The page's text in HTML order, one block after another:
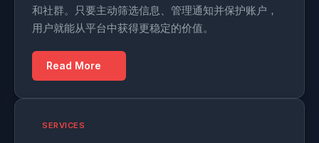
和社群。只要主动筛选信息、管理通知并保护账户，
用户就能从平台中获得更稳定的价值。
Read More
SERVICES